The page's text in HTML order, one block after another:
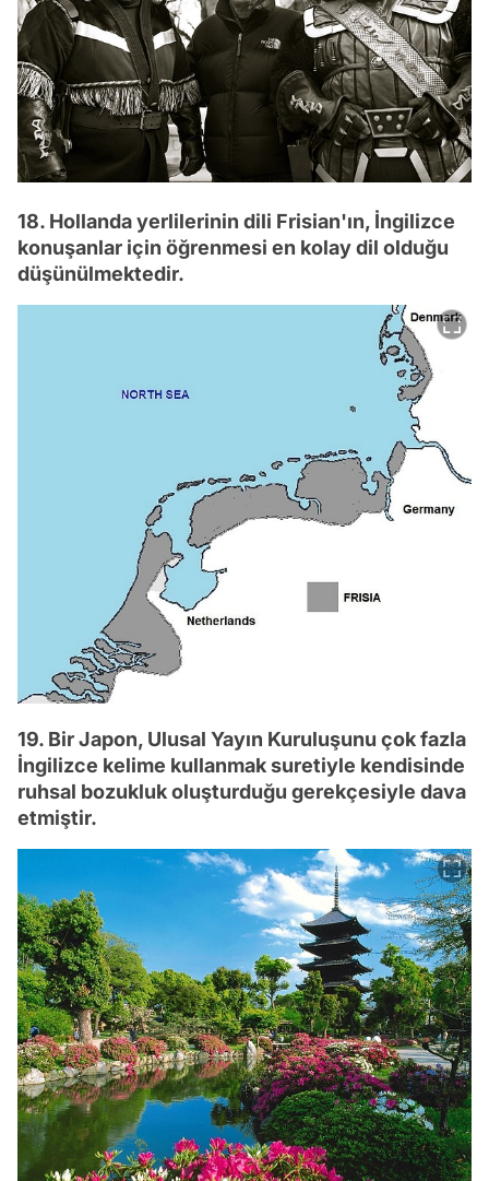
18. Hollanda yerlilerinin dili Frisian'ın, İngilizce
konuşanlar için öğrenmesi en kolay dil olduğu
düşünülmektedir.
19. Bir Japon, Ulusal Yayın Kuruluşunu çok fazla
İngilizce kelime kullanmak suretiyle kendisinde
ruhsal bozukluk oluşturduğu gerekçesiyle dava
etmiştir.